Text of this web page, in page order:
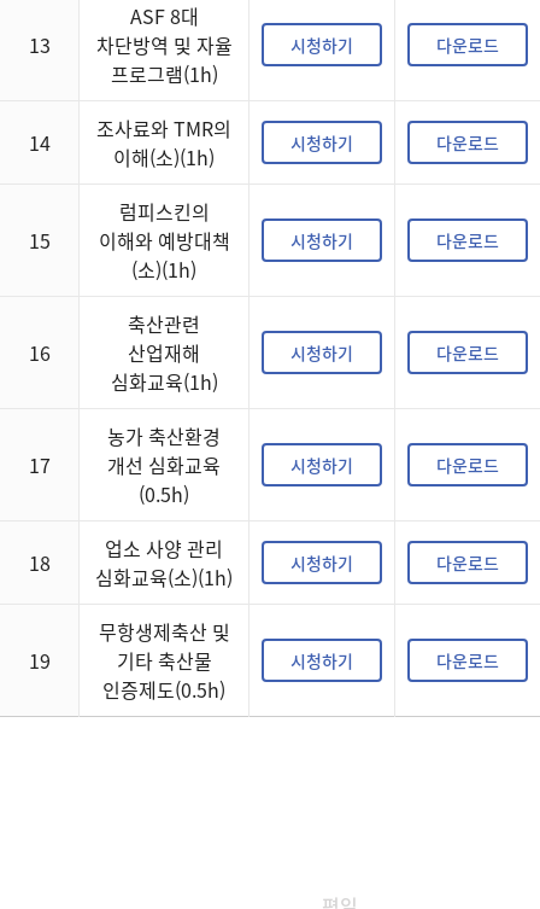
13
ASF 8대
차단방역 및 자율
프로그램(1h)
시청하기 다운로드
14
조사료와 TMR의
이해(소)(1h)
시청하기 다운로드
15
럼피스킨의
이해와 예방대책
(소)(1h)
시청하기 다운로드
16
축산관련
산업재해
심화교육(1h)
시청하기 다운로드
17
농가 축산환경
개선 심화교육
(0.5h)
시청하기 다운로드
18
업소 사양 관리
심화교육(소)(1h)
시청하기 다운로드
19
무항생제축산 및
기타 축산물
인증제도(0.5h)
시청하기 다운로드